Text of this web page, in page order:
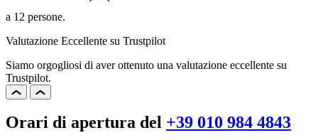
a 12 persone.
Valutazione Eccellente su Trustpilot
Siamo orgogliosi di aver ottenuto una valutazione eccellente su
Trustpilot.
Orari di apertura del +39 010 984 4843